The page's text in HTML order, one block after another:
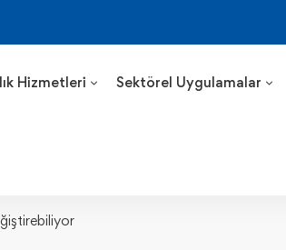
Hizmetleri Sektörel Uygulamalar